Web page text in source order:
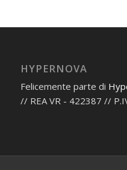
HYPERNOVA
Felicemente parte di
// REA VR - 422387 //